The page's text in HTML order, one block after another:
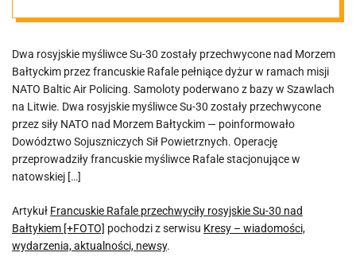
nad Bałtykiem
[+FOTO]
Dwa rosyjskie myśliwce Su-30 zostały przechwycone nad Morzem
Bałtyckim przez francuskie Rafale pełniące dyżur w ramach misji
NATO Baltic Air Policing. Samoloty poderwano z bazy w Szawlach
na Litwie. Dwa rosyjskie myśliwce Su-30 zostały przechwycone
przez siły NATO nad Morzem Bałtyckim — poinformowało
Dowództwo Sojuszniczych Sił Powietrznych. Operację
przeprowadziły francuskie myśliwce Rafale stacjonujące w
natowskiej […]
Artykuł Francuskie Rafale przechwyciły rosyjskie Su-30 nad
Bałtykiem [+FOTO] pochodzi z serwisu Kresy – wiadomości,
wydarzenia, aktualności, newsy.